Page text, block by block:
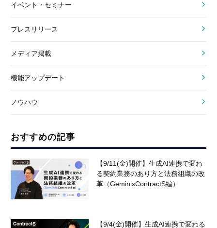
イベント・セミナー
プレスリリース
メディア掲載
機能アップデート
ノウハウ
おすすめの記事
【9/11(金)開催】生成AI連携で変わ
る契約業務のあり方と法務組織の改
革（GeminixContractS編）
【9/4(金)開催】生成AI連携で変わる